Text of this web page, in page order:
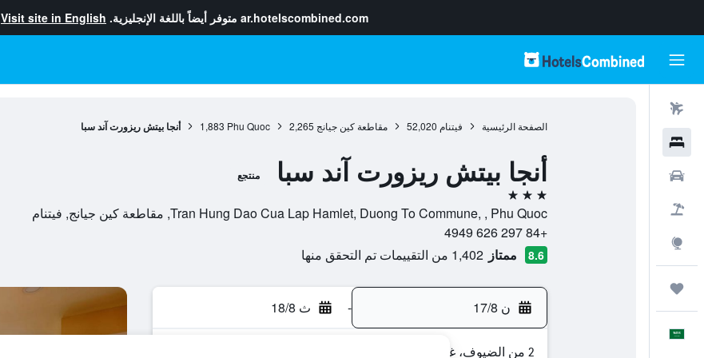
ar.hotelscombined.com متوفر أيضاً باللغة الإنجليزية. Visit site in English
الصفحة الرئيسية فيتنام 52,020 مقاطعة كين جيانج 2,265
Phu Quoc
1,883 أنجا بيتش ريزورت آند سبا
أنجا بيتش ريزورت آند سبا منتجع
3 نجوم
Tran Hung Dao Cua Lap Hamlet, Duong To Commune, , Phu Quoc, مقاطعة كين جيانج, فيتنام
+84 297 626 4949
8.6 ممتاز 1,402 من التقييمات تم التحقق منها
ن 17/8 - ث 18/8
2 من الضيوف، غرفة واحدة